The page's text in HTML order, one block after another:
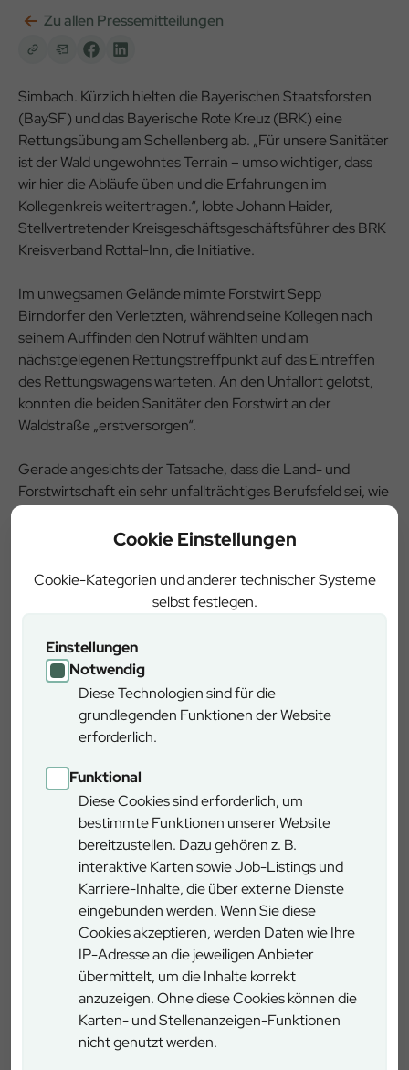
Cookie Einstellungen
Cookie-Kategorien und anderer technischer Systeme
selbst festlegen.
Einstellungen
Notwendig
Diese Technologien sind für die
grundlegenden Funktionen der Website
erforderlich.
Funktional
Diese Cookies sind erforderlich, um
bestimmte Funktionen unserer Website
bereitzustellen. Dazu gehören z. B.
interaktive Karten sowie Job-Listings und
Karriere-Inhalte, die über externe Dienste
eingebunden werden. Wenn Sie diese
Cookies akzeptieren, werden Daten wie Ihre
IP-Adresse an die jeweiligen Anbieter
übermittelt, um die Inhalte korrekt
anzuzeigen. Ohne diese Cookies können die
Karten- und Stellenanzeigen-Funktionen
nicht genutzt werden.
Zu allen Pressemitteilungen
Simbach. Kürzlich hielten die Bayerischen Staatsforsten
(BaySF) und das Bayerische Rote Kreuz (BRK) eine
Rettungsübung am Schellenberg ab. „Für unsere Sanitäter
ist der Wald ungewohntes Terrain – umso wichtiger, dass
wir hier die Abläufe üben und die Erfahrungen im
Kollegenkreis weitertragen.“, lobte Johann Haider,
Stellvertretender Kreisgeschäftsgeschäftsführer des BRK
Kreisverband Rottal-Inn, die Initiative.
Im unwegsamen Gelände mimte Forstwirt Sepp
Birndorfer den Verletzten, während seine Kollegen nach
seinem Auffinden den Notruf wählten und am
nächstgelegenen Rettungstreffpunkt auf das Eintreffen
des Rettungswagens warteten. An den Unfallort gelotst,
konnten die beiden Sanitäter den Forstwirt an der
Waldstraße „erstversorgen“.
Gerade angesichts der Tatsache, dass die Land- und
Forstwirtschaft ein sehr unfallträchtiges Berufsfeld sei, wie
sowohl die Einsatzdienste wie auch alle Forstmitarbeiter
paar Tipps parat: Neben den klassischen „W-Fragen“, die
generell beim Absetzen eines Notrufs gälten und durch die
Zusatzinformationen wie die Ansprechbarkeit oder
Transportfähigkeit des Verunfallten hilfreich. Wenn sich
dieser weitab einer Forststraße befände und nicht mehr
mobil sei, werde gegebenenfalls auch gleich die Feuerwehr
mitalarmiert, um bei der Rettung zu helfen. Das spare
in Verbindung zu bleiben – gerade wenn das Netz schlecht
Alle Beteiligten waren sich einig, dass die Übung ein voller
Erfolg gewesen sei: Sämtliche Hürden wie Gelände, das
Auffinden der verletzten Person oder die zeitweise
abgerissene Mobilfunkverbindung wurden professionell
gemeistert, sodass die Hilfe auch innerhalb einer
angemessenen Zeit am Unfallort habe ankommen können.
Klinger bedankte sich im Namen des Forstbetriebs
Wasserburg bei den BRK-Einsatzkräften für die
Durchführung der Übung und das abschließende Briefing.